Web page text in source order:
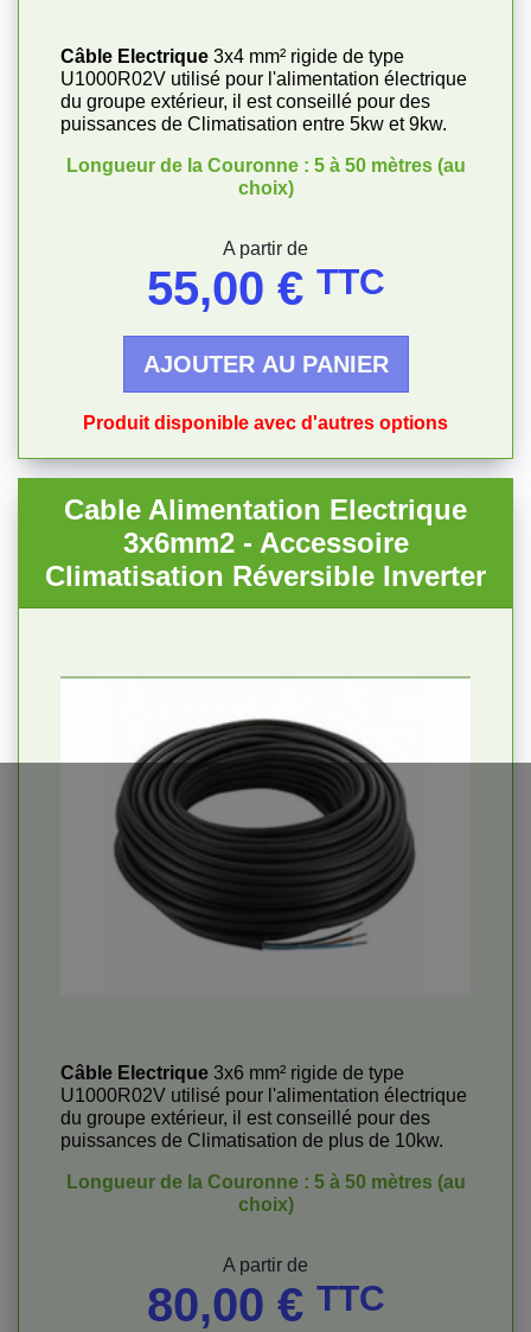
Câble Electrique 3x4 mm² rigide de type
U1000R02V utilisé pour l'alimentation électrique
du groupe extérieur, il est conseillé pour des
puissances de Climatisation entre 5kw et 9kw.
Longueur de la Couronne : 5 à 50 mètres (au
choix)
A partir de
55,00 € TTC
AJOUTER AU PANIER
Produit disponible avec d'autres options
Cable Alimentation Electrique
3x6mm2 - Accessoire
Climatisation Réversible Inverter
Câble Electrique 3x6 mm² rigide de type
U1000R02V utilisé pour l'alimentation électrique
du groupe extérieur, il est conseillé pour des
puissances de Climatisation de plus de 10kw.
Longueur de la Couronne : 5 à 50 mètres (au
choix)
A partir de
80,00 € TTC